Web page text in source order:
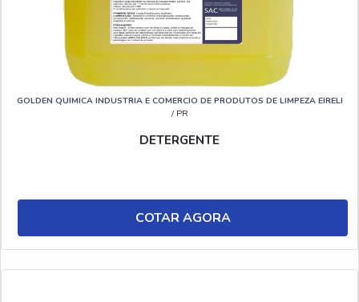
GOLDEN QUIMICA INDUSTRIA E COMERCIO DE PRODUTOS DE LIMPEZA EIRELI
/ PR
DETERGENTE
COTAR AGORA